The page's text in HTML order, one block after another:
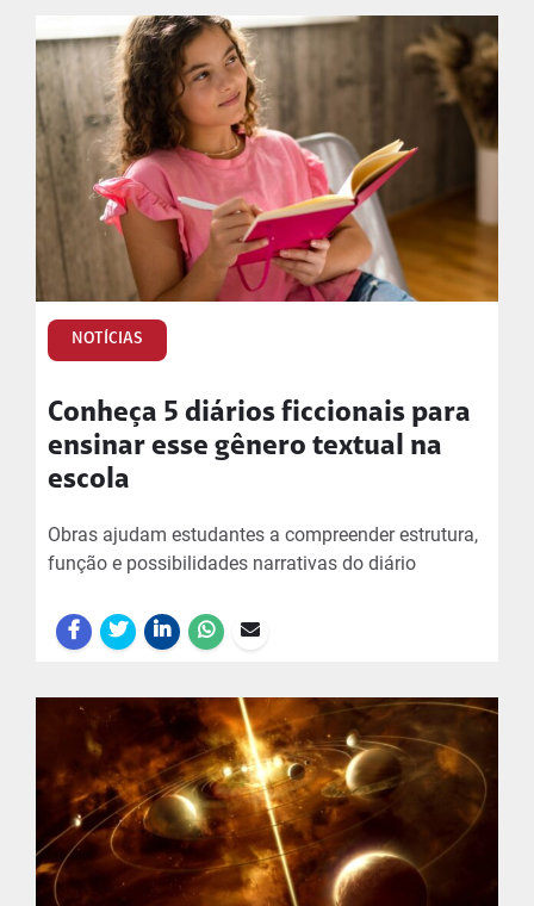
NOTÍCIAS
Conheça 5 diários ficcionais para
ensinar esse gênero textual na
escola
Obras ajudam estudantes a compreender estrutura,
função e possibilidades narrativas do diário